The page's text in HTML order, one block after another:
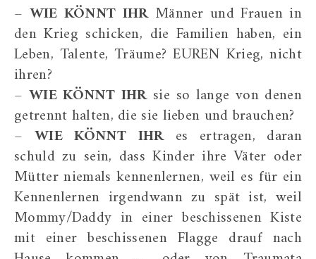
– WIE KÖNNT IHRMänner und Frauen in
den Krieg schicken, die Familien haben, ein
Leben, Talente, Träume? EUREN Krieg, nicht
ihren?
– WIE KÖNNT IHRsie so lange von denen
getrennt halten, die sie lieben und brauchen?
– WIE KÖNNT IHRes ertragen, daran
schuld zu sein, dass Kinder ihre Väter oder
Mütter niemals kennenlernen, weil es für ein
Kennenlernen irgendwann zu spät ist, weil
Mommy/Daddy in einer beschissenen Kiste
mit einer beschissenen Flagge drauf nach